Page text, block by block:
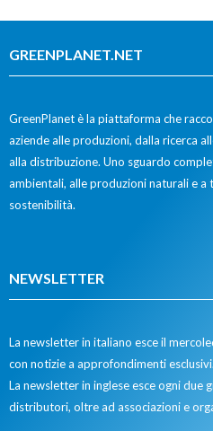
GREENPLANET.NET
GreenPlanet è la piattaforma che
aziende alle produzioni, dalla ricerca
alla distribuzione. Uno sguardo
ambientali, alle produzioni naturali e a
sostenibilità.
NEWSLETTER
La newsletter in italiano esce il
con notizie a approfondimenti esclusivi.
La newsletter in inglese esce ogni
distributori, oltre ad associazioni e